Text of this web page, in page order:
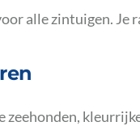
alle zintuigen. Je
zeehonden,